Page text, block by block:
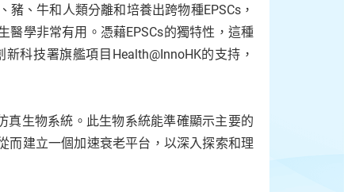
、牛和人類分離和培養出跨物種EPSCs，
學非常有用。憑藉EPSCs的獨特性，這種
科技署旗艦項目Health@InnoHK的支持，
真生物系統。此生物系統能準確顯示主要的
而建立一個加速衰老平台，以深入探索和理